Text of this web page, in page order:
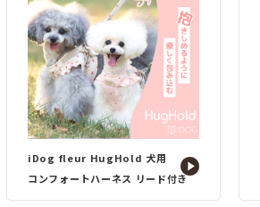
iDog fleur HugHold 犬用
コンフォートハーネス リード付き